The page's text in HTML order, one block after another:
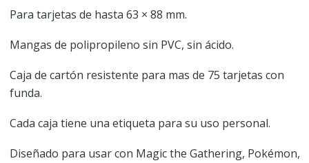
Para tarjetas de hasta 63 × 88 mm.
Mangas de polipropileno sin PVC, sin ácido.
Caja de cartón resistente para mas de 75 tarjetas con
funda.
Cada caja tiene una etiqueta para su uso personal.
Diseñado para usar con Magic the Gathering, Pokémon,